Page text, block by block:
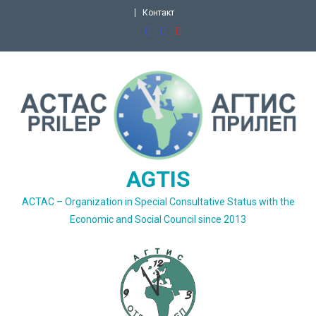
Контакт
AGTIS
ACTAC – Organization in Special Consultative Status with the
Economic and Social Council since 2013